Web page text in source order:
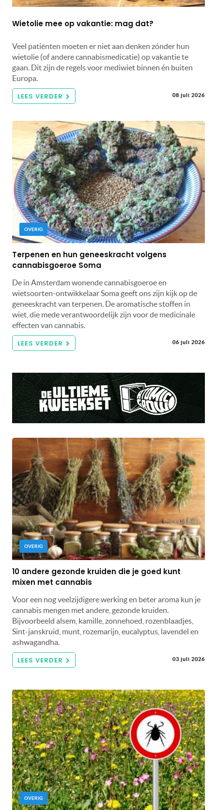
Wietolie mee op vakantie: mag dat?
Veel patiënten moeten er niet aan denken zónder hun
wietolie (of andere cannabismedicatie) op vakantie te
gaan. Dit zijn de regels voor mediwiet binnen én buiten
Europa.
LEES VERDER 08 juli 2026
OVERIG
Terpenen en hun geneeskracht volgens
cannabisgoeroe Soma
De in Amsterdam wonende cannabisgoeroe en
wietsoorten-ontwikkelaar Soma geeft ons zijn kijk op de
geneeskracht van terpenen. De aromatische stoffen in
wiet, die mede verantwoordelijk zijn voor de medicinale
effecten van cannabis.
LEES VERDER 06 juli 2026
OVERIG
10 andere gezonde kruiden die je goed kunt
mixen met cannabis
Voor een nog veelzijdigere werking en beter aroma kun je
cannabis mengen met andere, gezonde kruiden.
Bijvoorbeeld alsem, kamille, zonnehoed, rozenblaadjes,
Sint-janskruid, munt, rozemarijn, eucalyptus, lavendel en
ashwagandha.
LEES VERDER 03 juli 2026
OVERIG